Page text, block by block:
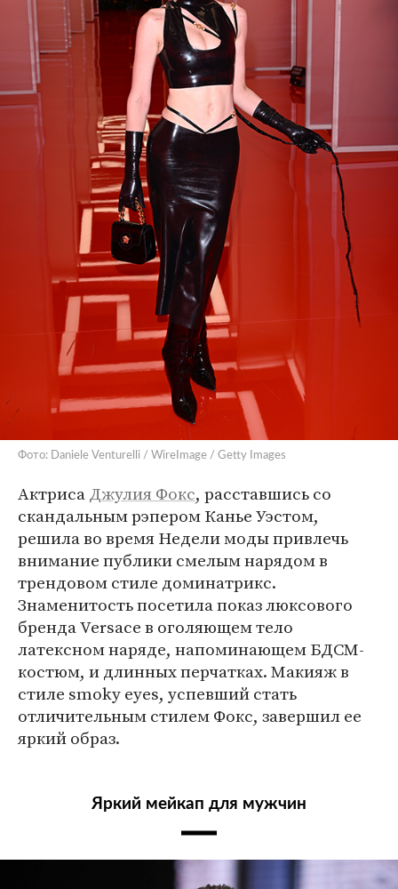
Фото: Daniele Venturelli / WireImage / Getty Images
АктрисаДжулия Фокс, расставшись со
скандальным рэпером Канье Уэстом,
решила во время Недели моды привлечь
внимание публики смелым нарядом в
трендовом стиле доминатрикс.
Знаменитость посетила показ люксового
бренда Versace в оголяющем тело
латексном наряде, напоминающем БДСМ-
костюм, и длинных перчатках. Макияж в
стиле smoky eyes, успевший стать
отличительным стилем Фокс, завершил ее
яркий образ.
Яркий мейкап для мужчин